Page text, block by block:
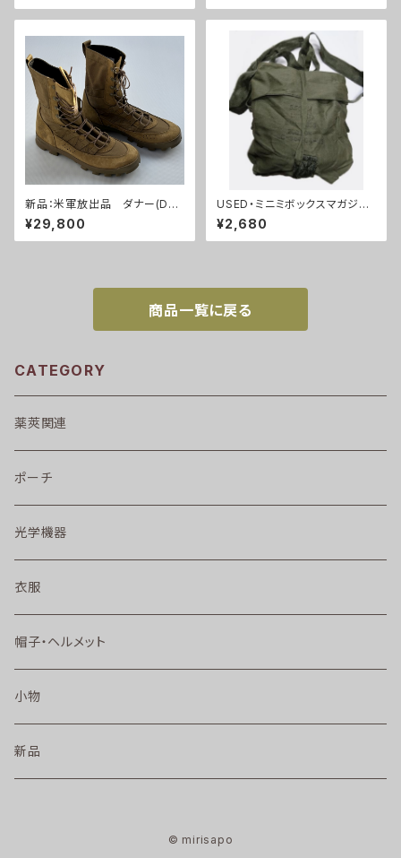
新品：米軍放出品 ダナー(Dan
ner)ブーツ(A0255)
¥29,800
USED・ミニミボックスマガジン
用バック(A0037)
¥2,680
商品一覧に戻る
CATEGORY
薬莢関連
ポーチ
光学機器
衣服
帽子・ヘルメット
小物
新品
© mirisapo